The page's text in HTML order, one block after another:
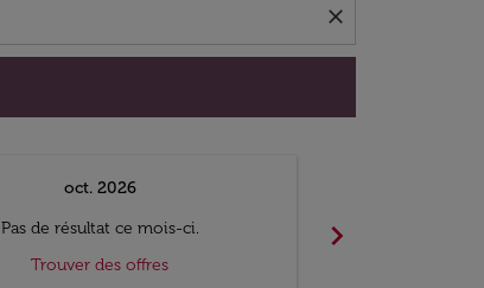
close
oct. 2026
Pas de résultat ce mois-ci.
Trouver des offres
chevron_right